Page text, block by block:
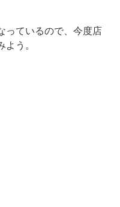
っているので、今度店
よう。